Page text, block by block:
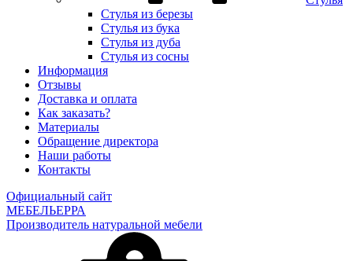
Стулья из березы
Стулья из бука
Стулья из дуба
Стулья из сосны
Информация
Отзывы
Доставка и оплата
Как заказать?
Материалы
Обращение директора
Наши работы
Контакты
Официальный сайт
МЕБЕЛЬЕРРА
Производитель натуральной мебели